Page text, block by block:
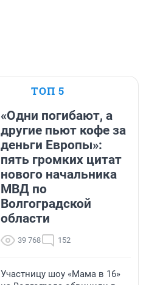
ТОП 5
«Одни погибают, а
другие пьют кофе за
деньги Европы»:
пять громких цитат
нового начальника
МВД по
Волгоградской
области
39 768 152
Участницу шоу «Мама в 16»